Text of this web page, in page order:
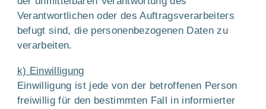
Verantwortlichen oder des Auftragsverarbeiters
befugt sind, die personenbezogenen Daten zu
verarbeiten.
k) Einwilligung
Einwilligung ist jede von der betroffenen Person
freiwillig für den bestimmten Fall in informierter